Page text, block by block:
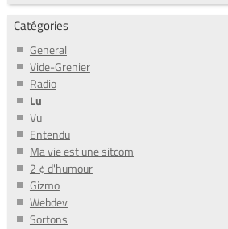
Catégories
General
Vide-Grenier
Radio
Lu
Vu
Entendu
Ma vie est une sitcom
2 ¢ d'humour
Gizmo
Webdev
Sortons